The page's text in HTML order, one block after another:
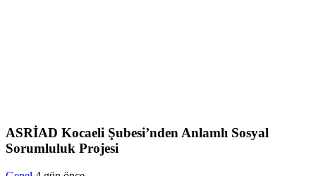
ASRİAD Kocaeli Şubesi’nden Anlamlı Sosyal
Sorumluluk Projesi